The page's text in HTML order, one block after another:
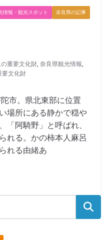
情報・観光スポット 奈良県の記事
重要文化財, 奈良県観光情報,
要文化財
市。県北東部に位置
場所にある静かで穏や
「阿騎野」と呼ばれ、
れる。かの柿本人麻呂
れる由緒あ